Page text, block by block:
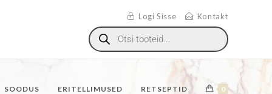
Logi Sisse Kontakt
SOODUS ERITELLIMUSED RETSEPTID 0